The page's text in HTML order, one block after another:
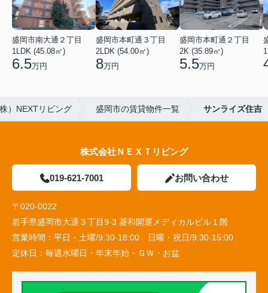
盛岡市南大通２丁目
1LDK (45.08㎡)
6.5万円
盛岡市本町通３丁目
2LDK (54.00㎡)
8万円
盛岡市本町通２丁目
2K (35.89㎡)
5.5万円
）NEXTリビング 盛岡市の賃貸物件一覧 サンライズ住吉
株式会社ＮＥＸＴリビング
019-621-7001 お問い合わせ
〒020-0022
岩手県盛岡市大通３丁目9-3 菱和開運メディカルビル１階
営業時間： 平日・土曜/9:30-18:00 日曜・祝日/9:30-15:00
定休日： 毎週水曜日・年末年始・ＧＷ・お盆